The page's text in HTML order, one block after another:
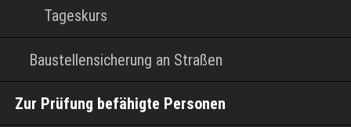
Tageskurs
Baustellensicherung an Straßen
Zur Prüfung befähigte Personen